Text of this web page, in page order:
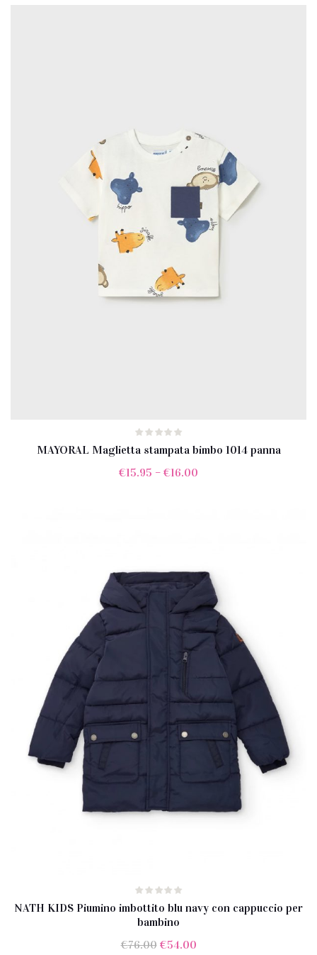
MAYORAL Maglietta stampata bimbo 1014 panna
€15.95 – €16.00
NATH KIDS Piumino imbottito blu navy con cappuccio per
bambino
€76.00 Il
€54.00Il